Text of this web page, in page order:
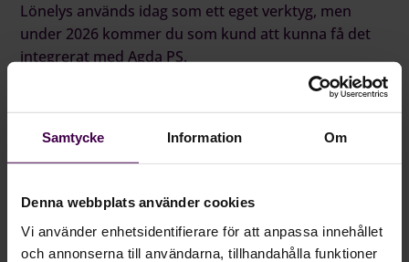
Samtycke Information Om
Denna webbplats använder cookies
Vi använder enhetsidentifierare för att anpassa innehållet
och annonserna till användarna, tillhandahålla funktioner
Lönelys används idag som ett eget verktyg, men
under 2026 kommer du som kund att kunna få det
integrerat med Agda PS.
Information
Inspelat webinar 46 min
Se webinar